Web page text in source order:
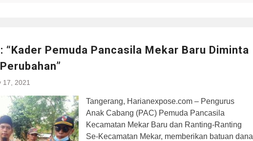
: “Kader Pemuda Pancasila Mekar Baru Diminta
17, 2021
Tangerang, Harianexpose.com – Pengurus
Anak Cabang (PAC) Pemuda Pancasila
Kecamatan Mekar Baru dan Ranting-Ranting
Se-Kecamatan Mekar, memberikan batuan dana